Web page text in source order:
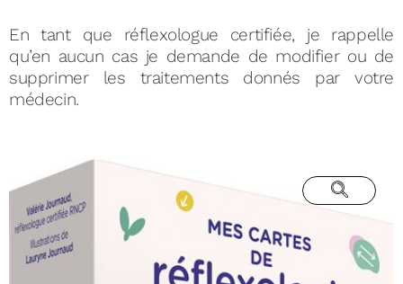
En tant que réflexologue certifiée, je rappelle
qu’en aucun cas je demande de modifier ou de
supprimer les traitements donnés par votre
médecin.